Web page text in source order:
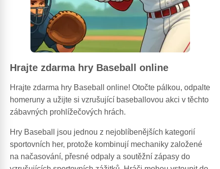
Hrajte zdarma hry Baseball online
Hrajte zdarma hry Baseball online! Otočte pálkou, odpalte
homeruny a užijte si vzrušující baseballovou akci v těchto
zábavných prohlížečových hrách.
Hry Baseball jsou jednou z nejoblíbenějších kategorií
sportovních her, protože kombinují mechaniky založené
na načasování, přesné odpaly a soutěžní zápasy do